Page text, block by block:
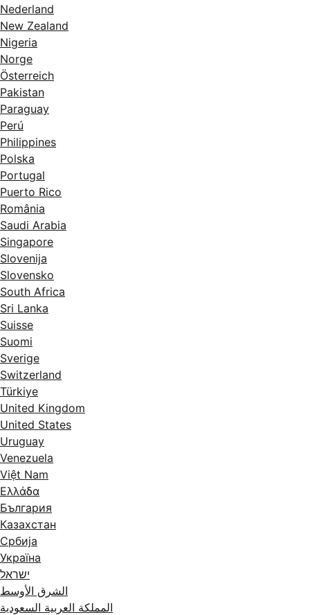
Nederland
New Zealand
Nigeria
Norge
Österreich
Pakistan
Paraguay
Perú
Philippines
Polska
Portugal
Puerto Rico
România
Saudi Arabia
Singapore
Slovenija
Slovensko
South Africa
Sri Lanka
Suisse
Suomi
Sverige
Switzerland
Türkiye
United Kingdom
United States
Uruguay
Venezuela
Việt Nam
Ελλάδα
България
Казахстан
Србија
Україна
ישראל
الشرق الأوسط
المملكة العربية السعودية